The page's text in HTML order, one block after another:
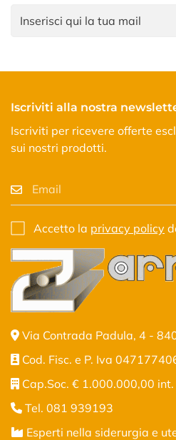
Via Contrada Padula, 4 -
Cod. Fisc. e P. Iva
Cap.Soc. € 1.000.000,00 int.
Tel. 081 939193
Esperti nella siderurgia e
Iscriviti alla nostra
Iscriviti per ricevere offerte
sui nostri prodotti.
Accetto la privacy policy
Confirm
Are you 18 years
No, I'm not